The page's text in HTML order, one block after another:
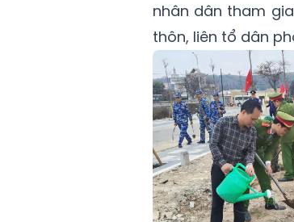
nhân dân tham
thôn, liên tổ dân